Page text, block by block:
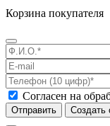
Корзина покупателя
Согласен на
Отправить